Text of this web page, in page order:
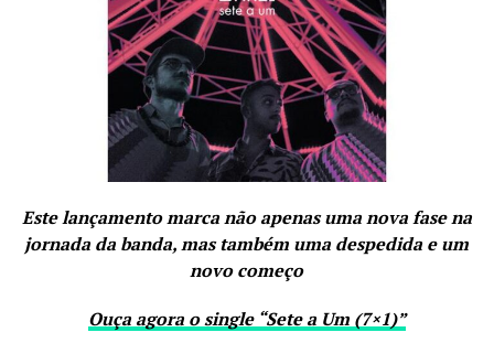
Este lançamento marca não apenas uma nova fase na
jornada da banda, mas também uma despedida e um
novo começo
Ouça agora o single “Sete a Um (7×1)”